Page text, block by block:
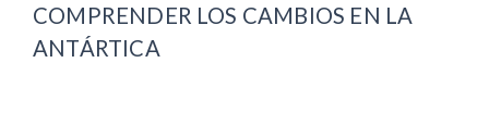
COMPRENDER LOS CAMBIOS EN LA
ANTÁRTICA